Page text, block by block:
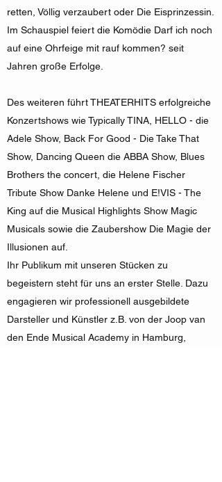
retten, Völlig verzaubert oder Die Eisprinzessin.
Im Schauspiel feiert die Komödie Darf ich noch
auf eine Ohrfeige mit rauf kommen? seit
Jahren große Erfolge.
Des weiteren führt THEATERHITS erfolgreiche
Konzertshows wie Typically TINA, HELLO - die
Adele Show, Back For Good - Die Take That
Show, Dancing Queen die ABBA Show, Blues
Brothers the concert, die Helene Fischer
Tribute Show Danke Helene und E!VIS - The
King auf die Musical Highlights Show Magic
Musicals sowie die Zaubershow Die Magie der
Illusionen auf.
Ihr Publikum mit unseren Stücken zu
begeistern steht für uns an erster Stelle. Dazu
engagieren wir professionell ausgebildete
Darsteller und Künstler z.B. von der Joop van
den Ende Musical Academy in Hamburg,